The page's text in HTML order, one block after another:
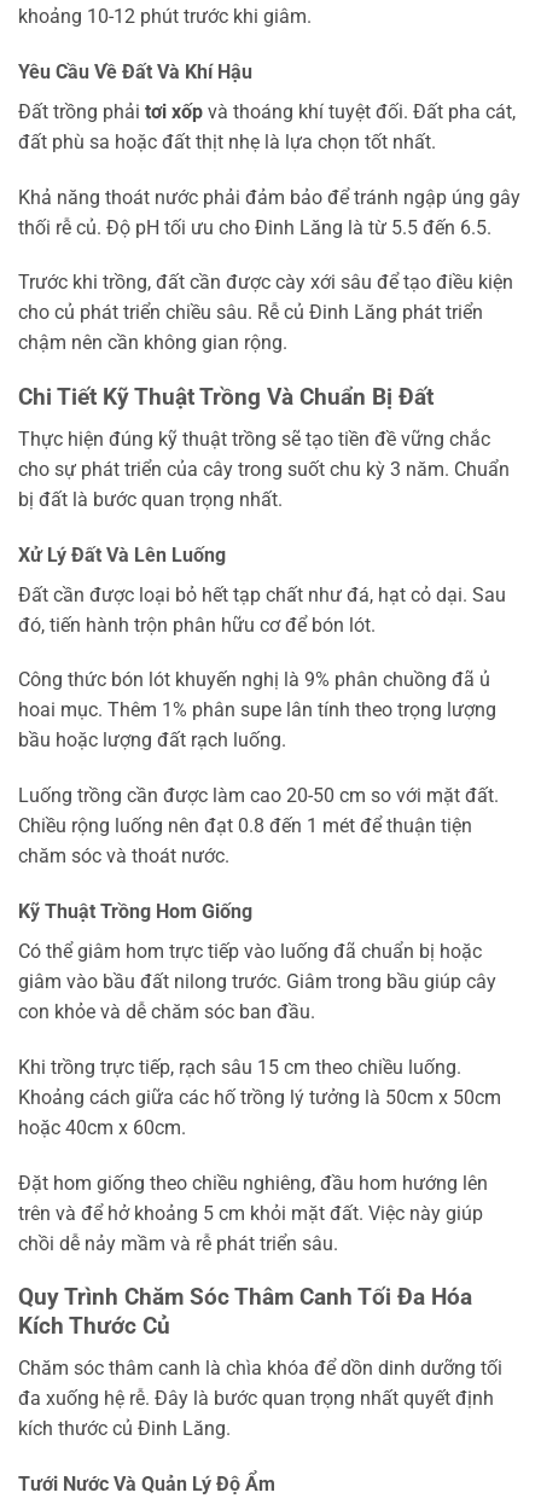
khoảng 10-12 phút trước khi giâm.
Yêu Cầu Về Đất Và Khí Hậu
Đất trồng phải tơi xốp và thoáng khí tuyệt đối. Đất pha cát,
đất phù sa hoặc đất thịt nhẹ là lựa chọn tốt nhất.
Khả năng thoát nước phải đảm bảo để tránh ngập úng gây
thối rễ củ. Độ pH tối ưu cho Đinh Lăng là từ 5.5 đến 6.5.
Trước khi trồng, đất cần được cày xới sâu để tạo điều kiện
cho củ phát triển chiều sâu. Rễ củ Đinh Lăng phát triển
chậm nên cần không gian rộng.
Chi Tiết Kỹ Thuật Trồng Và Chuẩn Bị Đất
Thực hiện đúng kỹ thuật trồng sẽ tạo tiền đề vững chắc
cho sự phát triển của cây trong suốt chu kỳ 3 năm. Chuẩn
bị đất là bước quan trọng nhất.
Xử Lý Đất Và Lên Luống
Đất cần được loại bỏ hết tạp chất như đá, hạt cỏ dại. Sau
đó, tiến hành trộn phân hữu cơ để bón lót.
Công thức bón lót khuyến nghị là 9% phân chuồng đã ủ
hoai mục. Thêm 1% phân supe lân tính theo trọng lượng
bầu hoặc lượng đất rạch luống.
Luống trồng cần được làm cao 20-50 cm so với mặt đất.
Chiều rộng luống nên đạt 0.8 đến 1 mét để thuận tiện
chăm sóc và thoát nước.
Kỹ Thuật Trồng Hom Giống
Có thể giâm hom trực tiếp vào luống đã chuẩn bị hoặc
giâm vào bầu đất nilong trước. Giâm trong bầu giúp cây
con khỏe và dễ chăm sóc ban đầu.
Khi trồng trực tiếp, rạch sâu 15 cm theo chiều luống.
Khoảng cách giữa các hố trồng lý tưởng là 50cm x 50cm
hoặc 40cm x 60cm.
Đặt hom giống theo chiều nghiêng, đầu hom hướng lên
trên và để hở khoảng 5 cm khỏi mặt đất. Việc này giúp
chồi dễ nảy mầm và rễ phát triển sâu.
Quy Trình Chăm Sóc Thâm Canh Tối Đa Hóa
Kích Thước Củ
Chăm sóc thâm canh là chìa khóa để dồn dinh dưỡng tối
đa xuống hệ rễ. Đây là bước quan trọng nhất quyết định
kích thước củ Đinh Lăng.
Tưới Nước Và Quản Lý Độ Ẩm